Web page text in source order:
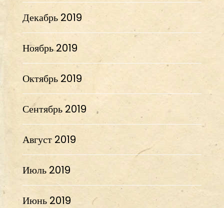
Декабрь 2019
Ноябрь 2019
Октябрь 2019
Сентябрь 2019
Август 2019
Июль 2019
Июнь 2019